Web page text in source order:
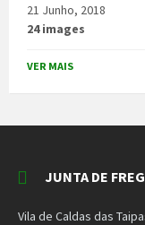
21 Junho, 2018
24 images
VER MAIS
JUNTA DE
Vila de Caldas das